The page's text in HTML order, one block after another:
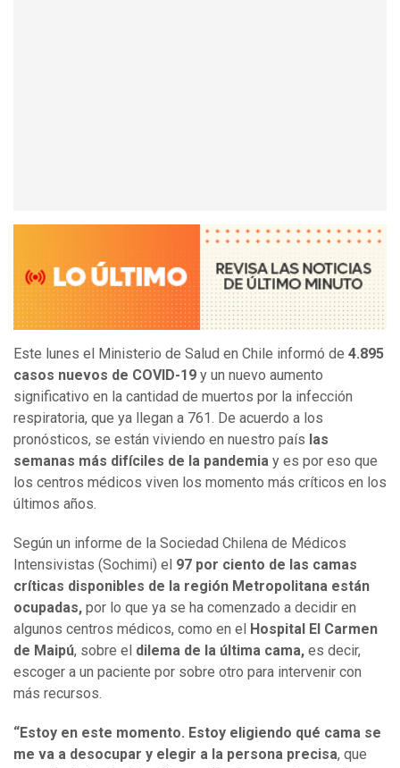
Este lunes el Ministerio de Salud en Chile informó de 4.895
casos nuevos de COVID-19 y un nuevo aumento
significativo en la cantidad de muertos por la infección
respiratoria, que ya llegan a 761. De acuerdo a los
pronósticos, se están viviendo en nuestro país las
semanas más difíciles de la pandemia y es por eso que
los centros médicos viven los momento más críticos en los
últimos años.
Según un informe de la Sociedad Chilena de Médicos
Intensivistas (Sochimi) el 97 por ciento de las camas
críticas disponibles de la región Metropolitana están
ocupadas, por lo que ya se ha comenzado a decidir en
algunos centros médicos, como en el
Hospital El Carmen
de Maipú, sobre el dilema de la última cama, es decir,
escoger a un paciente por sobre otro para intervenir con
más recursos.
“Estoy en este momento. Estoy eligiendo qué cama se
me va a desocupar y elegir a la persona precisa, que